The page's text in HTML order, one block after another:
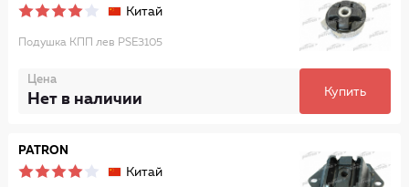
Китай
Подушка КПП лев PSE3105
Цена
Нет в наличии Купить
PATRON
Китай